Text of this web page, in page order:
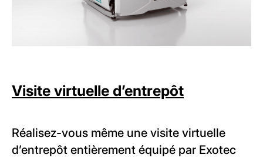
Visite virtuelle d’entrepôt
Réalisez-vous même une visite virtuelle
d’entrepôt entièrement équipé par Exotec